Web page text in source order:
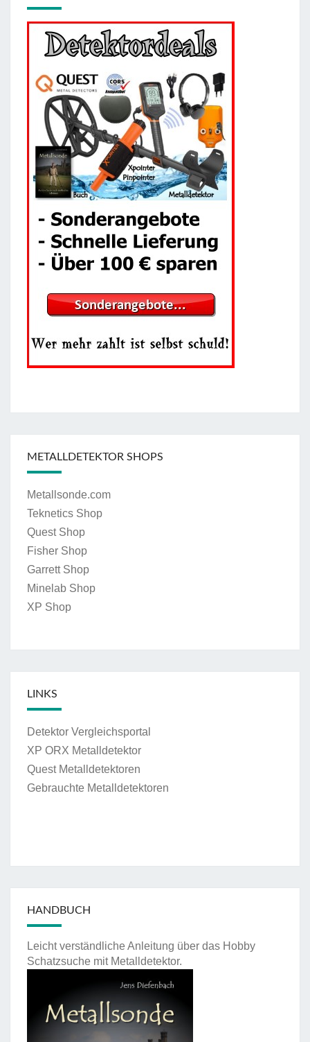
METALLDETEKTOR SHOPS
Metallsonde.com
Teknetics Shop
Quest Shop
Fisher Shop
Garrett Shop
Minelab Shop
XP Shop
LINKS
Detektor Vergleichsportal
XP ORX Metalldetektor
Quest Metalldetektoren
Gebrauchte Metalldetektoren
HANDBUCH
Leicht verständliche Anleitung über das Hobby
Schatzsuche mit Metalldetektor.